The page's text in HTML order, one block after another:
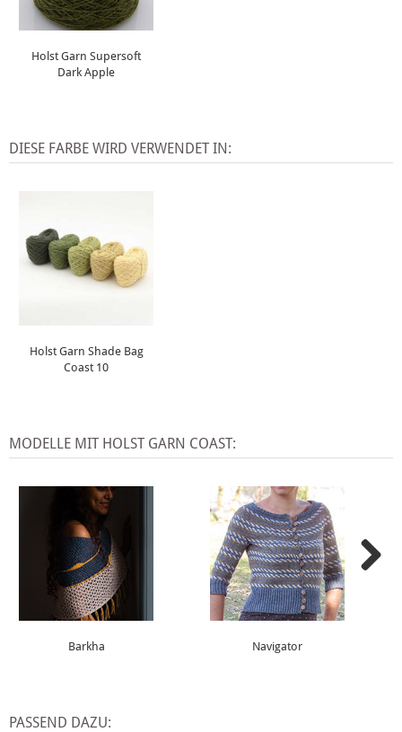
Holst Garn Supersoft
Dark Apple
DIESE FARBE WIRD VERWENDET IN:
Holst Garn Shade Bag
Coast 10
MODELLE MIT HOLST GARN COAST:
Barkha Navigator
PASSEND DAZU: